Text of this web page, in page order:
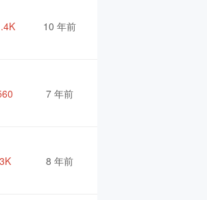
10 年前
7 年前
3K 8 年前